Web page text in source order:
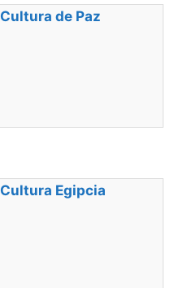
Cultura de Paz
Cultura Egipcia